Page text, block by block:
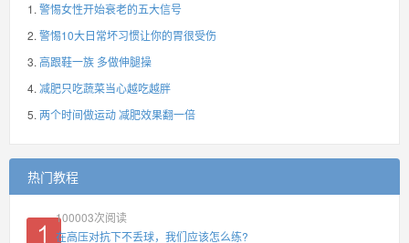
警惕女性开始衰老的五大信号
警惕10大日常坏习惯让你的胃很受伤
高跟鞋一族 多做伸腿操
减肥只吃蔬菜当心越吃越胖
两个时间做运动 减肥效果翻一倍
热门教程
100003次阅读
在高压对抗下不丢球，我们应该怎么练?